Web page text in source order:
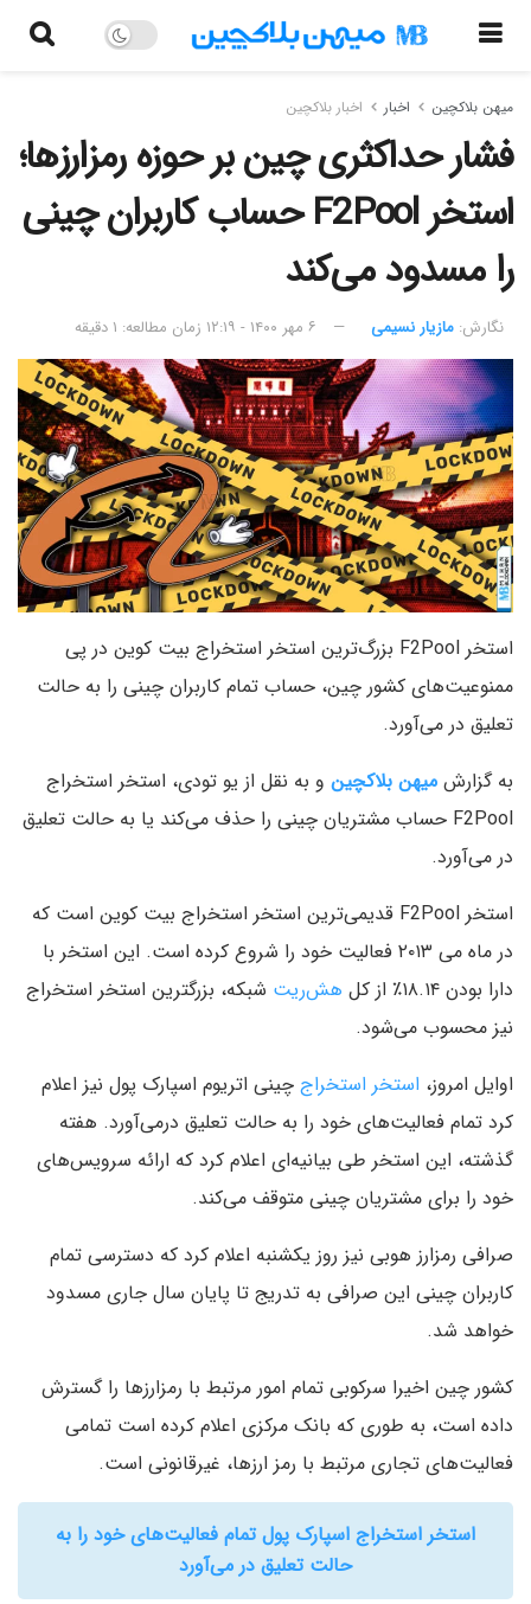
میهن بلاکچین اخبار اخبار بلاکچین
فشار حداکثری چین بر حوزه رمزارزها؛
استخر F2Pool حساب کاربران چینی
را مسدود می‌کند
نگارش:‌ مازیار نسیمی ۶ مهر ۱۴۰۰ - ۱۲:۱۹ زمان مطالعه: ۱ دقیقه
استخر F2Pool بزرگ‌ترین استخر استخراج بیت کوین در پی
ممنوعیت‌های کشور چین، حساب تمام کاربران چینی را به حالت
تعلیق در می‌آورد.
به گزارش میهن بلاکچین و به نقل از یو تودی، استخر استخراج
F2Pool حساب مشتریان چینی را حذف می‌کند یا به حالت تعلیق
در می‌آورد.
استخر F2Pool قدیمی‌ترین استخر استخراج بیت کوین است که
در ماه می ۲۰۱۳ فعالیت خود را شروع کرده است. این استخر با
دارا بودن ۱۸.۱۴٪ از کل
هش‌ریت شبکه، بزرگترین استخر استخراج
نیز محسوب می‌شود.
اوایل امروز، استخر استخراج چینی اتریوم اسپارک پول نیز اعلام
کرد تمام فعالیت‌های خود را به حالت تعلیق درمی‌آورد. هفته
گذشته، این استخر طی بیانیه‌ای اعلام کرد که ارائه سرویس‌های
خود را برای مشتریان چینی متوقف می‌کند.
صرافی رمزارز هوبی نیز روز یکشنبه اعلام کرد که دسترسی تمام
کاربران چینی این صرافی به تدریج تا پایان سال جاری مسدود
خواهد شد.
کشور چین اخیرا سرکوبی تمام امور مرتبط با رمزارزها را گسترش
داده است، به طوری که بانک مرکزی اعلام کرده است تمامی
فعالیت‌های تجاری مرتبط با رمز ارزها، غیرقانونی است.
استخر استخراج اسپارک پول تمام فعالیت‌های خود را به
حالت تعلیق در می‌آورد